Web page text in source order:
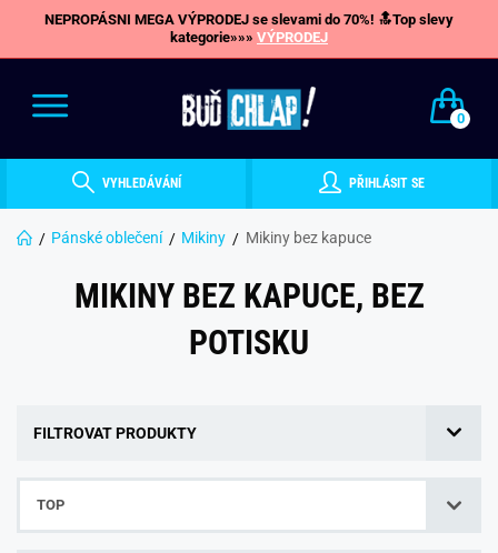
NEPROPÁSNI MEGA VÝPRODEJ se slevami do 70%! 🔝Top slevy
kategorie»»» VÝPRODEJ
0
VYHLEDÁVÁNÍ PŘIHLÁSIT SE
Pánské oblečení Mikiny Mikiny bez kapuce
MIKINY BEZ KAPUCE, BEZ
POTISKU
FILTROVAT PRODUKTY
TOP